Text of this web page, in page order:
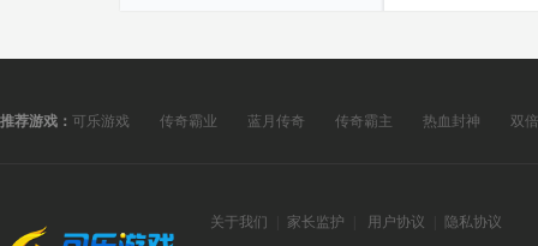
推荐游戏： 可乐游戏 传奇霸业 蓝月传奇 传奇霸主 热血封神 双
关于我们 家长监护 用户协议 隐私协议